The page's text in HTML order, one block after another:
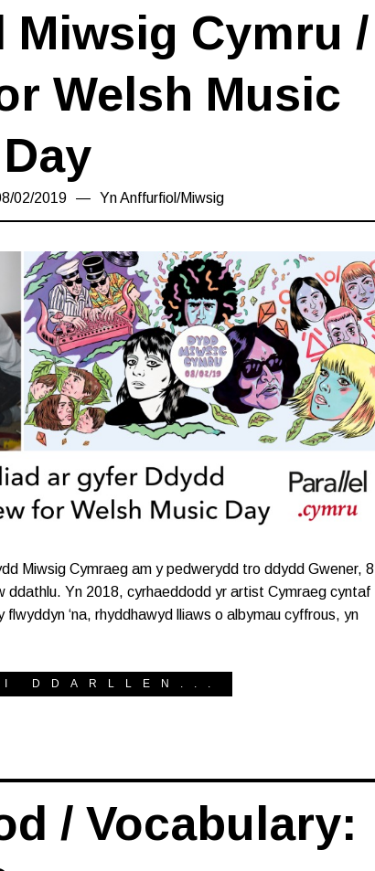
Miwsig Cymru /
Welsh Music
Day
02/201917/03/2019
YnAnffurfiol/Miwsig
Miwsig Cymraeg am y pedwerydd tro ddydd Gwener, 8
ddathlu. Yn 2018, cyrhaeddodd yr artist Cymraeg cyntaf
‘na, rhyddhawyd lliaws o albymau cyffrous, yn
I DDARLLEN...
/ Vocabulary: